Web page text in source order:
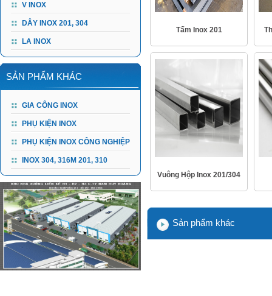
V INOX
DÂY INOX 201, 304
LA INOX
SẢN PHẨM KHÁC
GIA CÔNG INOX
PHỤ KIỆN INOX
PHỤ KIỆN INOX CÔNG NGHIỆP
INOX 304, 316M 201, 310
Tấm Inox 201
Vuông Hộp Inox 201/304
Sản phẩm khác